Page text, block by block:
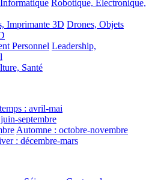
Robotique, Electronique,
Imprimante 3D Drones, Objets
Personnel Leadership,
Santé
: avril-mai
septembre
Automne : octobre-novembre
: décembre-mars